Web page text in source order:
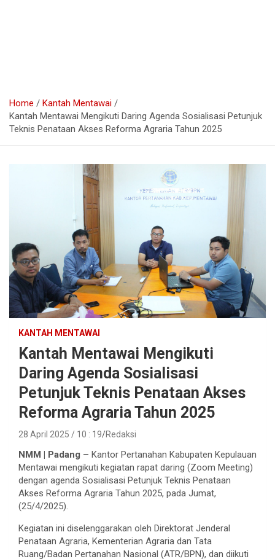
Home
Kantah Mentawai
Kantah Mentawai Mengikuti Daring Agenda Sosialisasi Petunjuk
Teknis Penataan Akses Reforma Agraria Tahun 2025
KANTAH MENTAWAI
Kantah Mentawai Mengikuti
Daring Agenda Sosialisasi
Petunjuk Teknis Penataan Akses
Reforma Agraria Tahun 2025
28 April 2025 / 10 : 19 Redaksi
NMM | Padang – Kantor Pertanahan Kabupaten Kepulauan
Mentawai mengikuti kegiatan rapat daring (Zoom Meeting)
dengan agenda Sosialisasi Petunjuk Teknis Penataan
Akses Reforma Agraria Tahun 2025, pada Jumat,
(25/4/2025).
Kegiatan ini diselenggarakan oleh Direktorat Jenderal
Penataan Agraria, Kementerian Agraria dan Tata
Ruang/Badan Pertanahan Nasional (ATR/BPN), dan diikuti